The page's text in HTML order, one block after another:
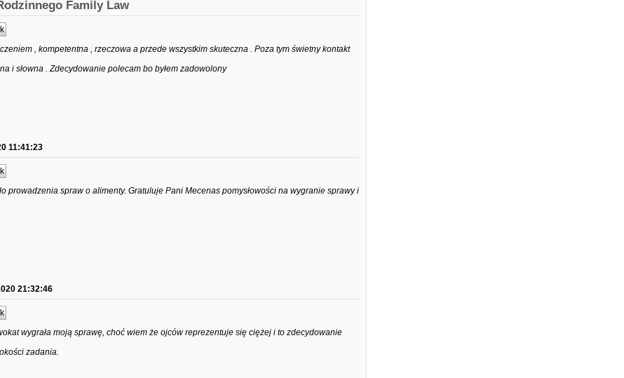
Family Law
, kompetentna , rzeczowa a przede wszystkim skuteczna . Poza tym świetny kontakt
i słowna . Zdecydowanie polecam bo byłem zadowolony
11:41:23
prowadzenia spraw o alimenty. Gratuluje Pani Mecenas pomysłowości na wygranie sprawy i
21:32:46
wygrała moją sprawę, choć wiem że ojców reprezentuje się ciężej i to zdecydowanie
zadania.